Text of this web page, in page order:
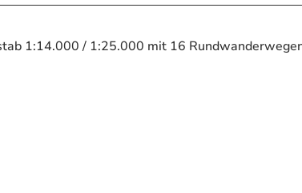
1:14.000 / 1:25.000 mit 16